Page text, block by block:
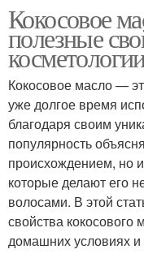
Кокосовое
полезные
Кокосовое масло —
уже долгое время
благодаря своим
популярность
происхождением, но
которые делают его
волосами. В этой
свойства кокосового
домашних условиях и